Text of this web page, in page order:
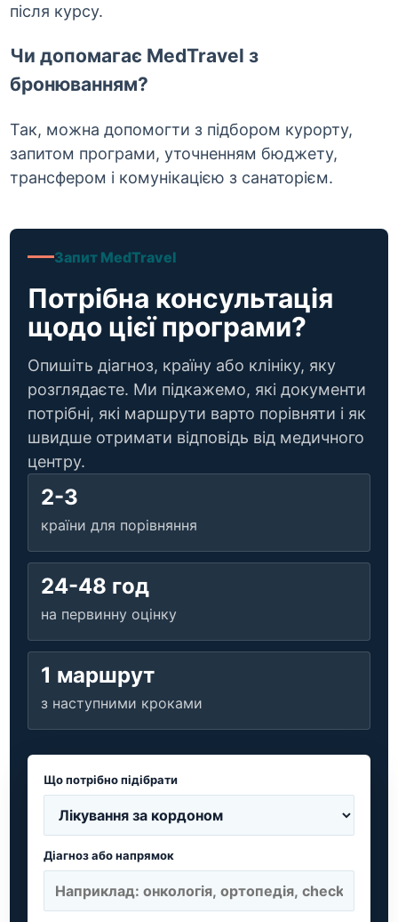
після курсу.
Чи допомагає MedTravel з
бронюванням?
Так, можна допомогти з підбором курорту,
запитом програми, уточненням бюджету,
трансфером і комунікацією з санаторієм.
Запит MedTravel
Потрібна консультація
щодо цієї програми?
Опишіть діагноз, країну або клініку, яку
розглядаєте. Ми підкажемо, які документи
потрібні, які маршрути варто порівняти і як
швидше отримати відповідь від медичного
центру.
2-3
країни для порівняння
24-48 год
на первинну оцінку
1 маршрут
з наступними кроками
Що потрібно підібрати
Діагноз або напрямок